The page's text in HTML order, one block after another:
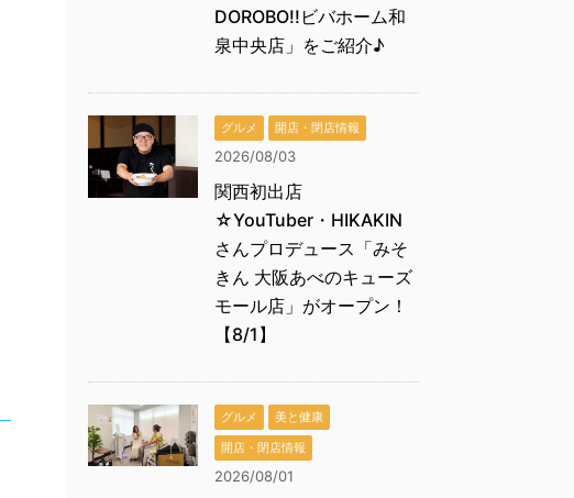
DOROBO!!ビバホーム和
泉中央店」をご紹介♪
グルメ 開店・閉店情報
2026/08/03
関西初出店
☆YouTuber・HIKAKIN
さんプロデュース「みそ
きん 大阪あべのキューズ
モール店」がオープン！
【8/1】
グルメ
美と健康
開店・閉店情報
2026/08/01